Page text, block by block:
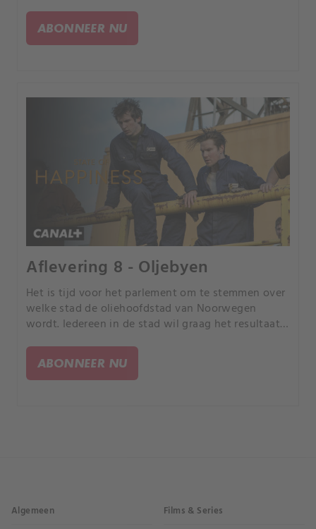
ABONNEER NU
Aflevering 8 - Oljebyen
Het is tijd voor het parlement om te stemmen over
welke stad de oliehoofdstad van Noorwegen
wordt. Iedereen in de stad wil graag het resultaat
ABONNEER NU
Algemeen Films & Series